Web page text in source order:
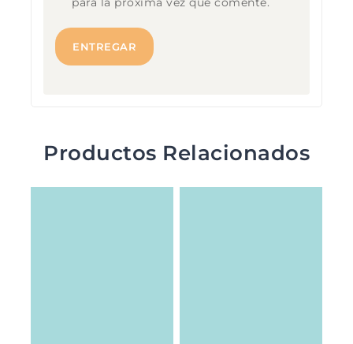
para la próxima vez que comente.
Productos Relacionados